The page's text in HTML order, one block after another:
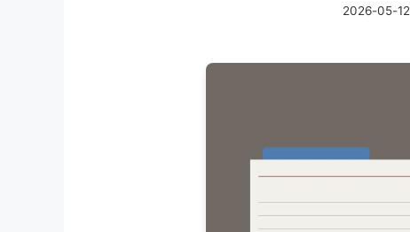
2026-05-12